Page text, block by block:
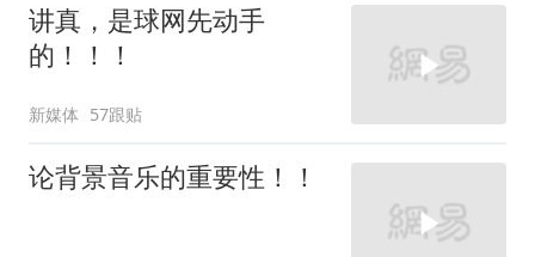
讲真，是球网先动手
的！！！
新媒体 57跟贴
论背景音乐的重要性！！